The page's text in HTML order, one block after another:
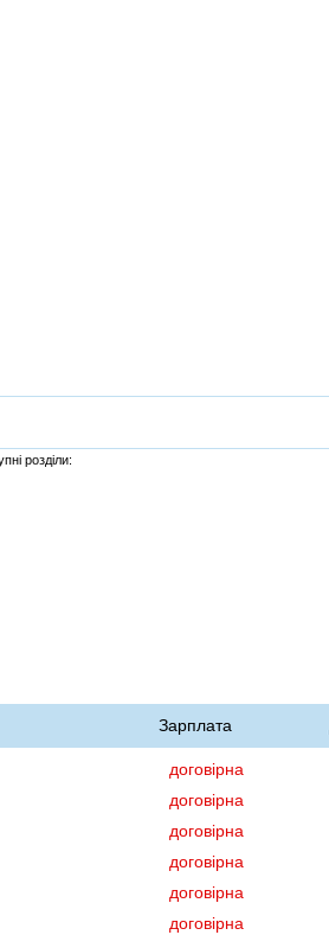
розділи:
Зарплата
договірна
договірна
договірна
договірна
договірна
договірна